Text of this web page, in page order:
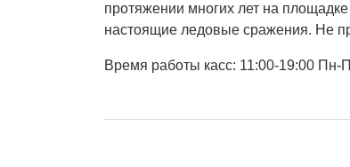
протяжении многих лет на
настоящие ледовые сражения. Не
Время работы касс: 11:00-19:00 Пн-